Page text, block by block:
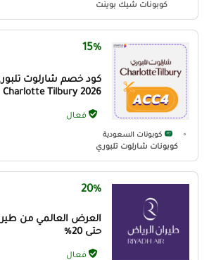
كوبونات شيك بوينت
15%
Charlotte Tilbury 2026
فعال
كوبونات السعودية
كوبونات شارلوت تلبوري
20%
العرض العالمي من
حتى 20%
فعال